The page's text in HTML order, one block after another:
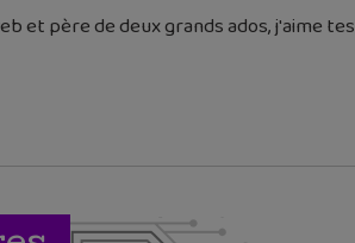
et père de deux grands ados, j'aime